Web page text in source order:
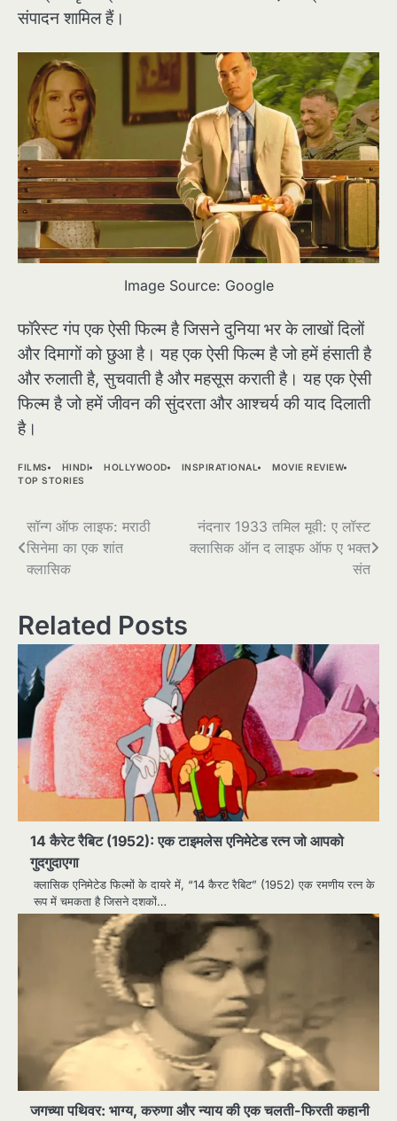
संपादन शामिल हैं।
Image Source: Google
फॉरेस्ट गंप एक ऐसी फिल्म है जिसने दुनिया भर के लाखों दिलों
और दिमागों को छुआ है। यह एक ऐसी फिल्म है जो हमें हंसाती है
और रुलाती है, सुचवाती है और महसूस कराती है। यह एक ऐसी
फिल्म है जो हमें जीवन की सुंदरता और आश्चर्य की याद दिलाती
है।
FILMS HINDI HOLLYWOOD INSPIRATIONAL
MOVIE REVIEW
TOP STORIES
Post
navigation
सॉन्ग ऑफ लाइफ: मराठी
सिनेमा का एक शांत
क्लासिक
नंदनार 1933 तमिल मूवी: ए लॉस्ट
क्लासिक ऑन द लाइफ ऑफ ए भक्त
संत
Related Posts
14 कैरेट रैबिट (1952): एक टाइमलेस एनिमेटेड रत्न जो आपको
गुदगुदाएगा
क्लासिक एनिमेटेड फिल्मों के दायरे में, “14 कैरट रैबिट” (1952) एक रमणीय रत्न के
रूप में चमकता है जिसने दशकों…
जगच्या पथिवर: भाग्य, करुणा और न्याय की एक चलती-फिरती कहानी